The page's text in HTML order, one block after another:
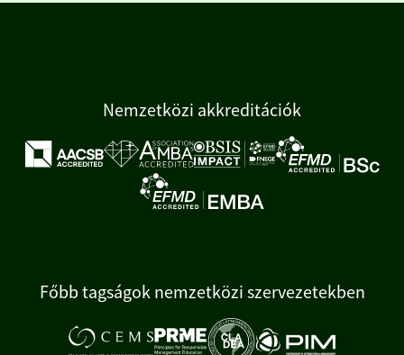
Nemzetközi akkreditációk
Főbb tagságok nemzetközi szervezetekben